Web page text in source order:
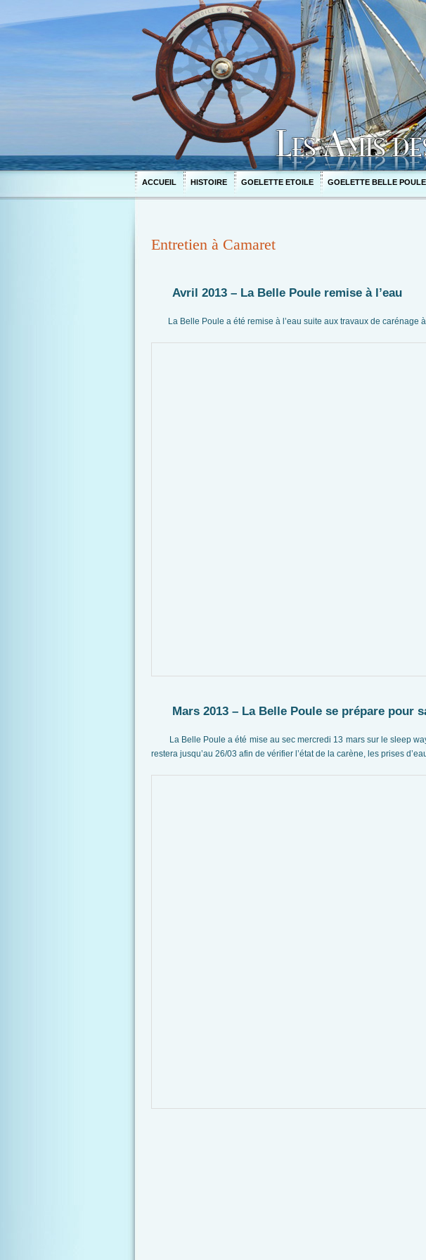
ACCUEIL HISTOIRE GOELETTE ETOILE GOELETTE BELLE POULE
Entretien à Camaret
Avril 2013 – La Belle Poule remise à l’eau
La Belle Poule a été remise à l’eau suite aux travaux de carénage
Mars 2013 – La Belle Poule se prépare pour
La Belle Poule a été mise au sec mercredi 13 mars sur le sleep
restera jusqu’au 26/03 afin de vérifier l’état de la carène, les prises